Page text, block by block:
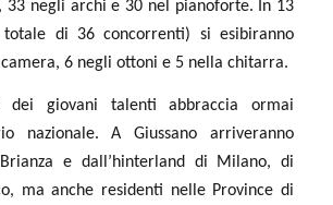
33 negli archi e 30 nel pianoforte. In 13
di 36 concorrenti) si esibiranno
6 negli ottoni e 5 nella chitarra.
dei giovani talenti abbraccia ormai
nazionale. A Giussano arriveranno
e dall’hinterland di Milano, di
ma anche residenti nelle Province di